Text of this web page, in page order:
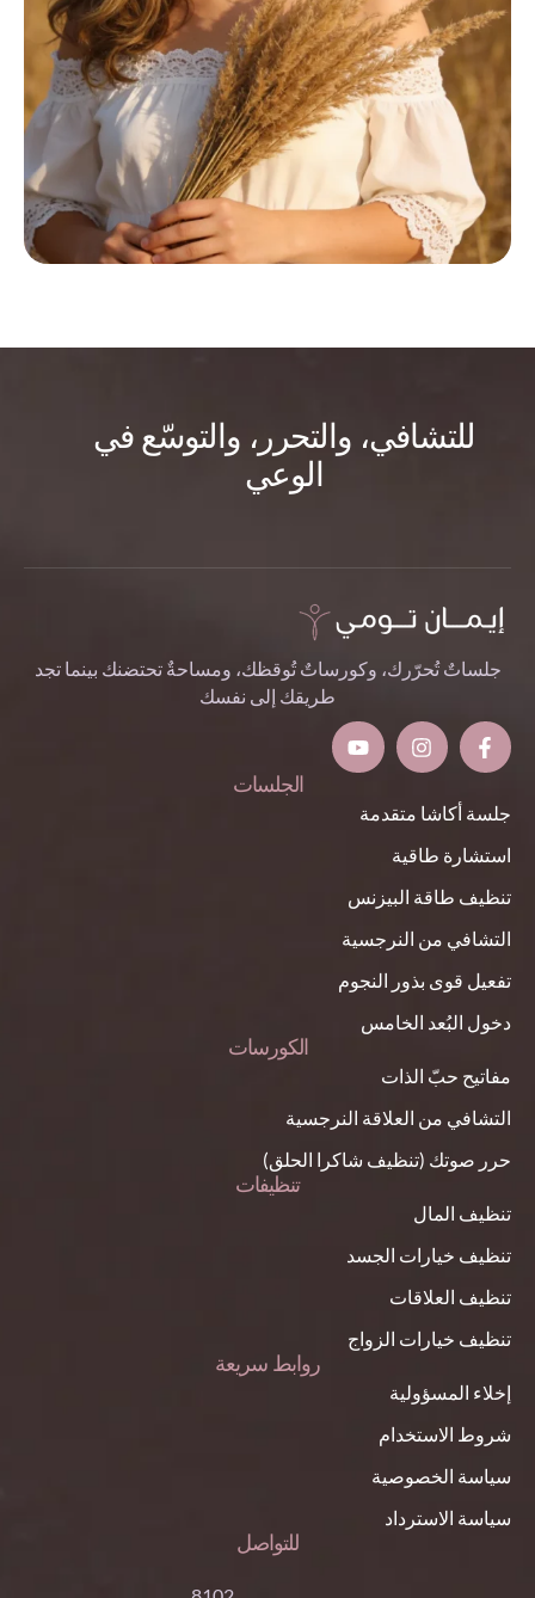
للتشافي، والتحرر، والتوسّع في
الوعي
جلساتٌ تُحرّرك، وكورساتٌ تُوقظك، ومساحةٌ تحتضنك بينما تجد
طريقك إلى نفسك
الجلسات
جلسة أكاشا متقدمة
استشارة طاقية
تنظيف طاقة البيزنس
التشافي من النرجسية
تفعيل قوى بذور النجوم
دخول البُعد الخامس
الكورسات
مفاتيح حبّ الذات
التشافي من العلاقة النرجسية
حرر صوتك (تنظيف شاكرا الحلق)
تنظيفات
تنظيف المال
تنظيف خيارات الجسد
تنظيف العلاقات
تنظيف خيارات الزواج
روابط سريعة
إخلاء المسؤولية
شروط الاستخدام
سياسة الخصوصية
سياسة الاسترداد
للتواصل